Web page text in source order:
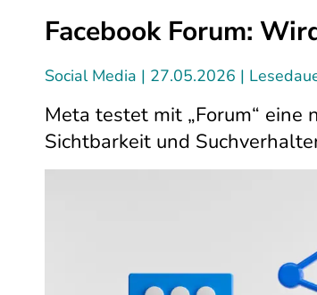
Facebook Forum:
Social Media 27.05.2026
Meta testet mit „Forum“
Sichtbarkeit und